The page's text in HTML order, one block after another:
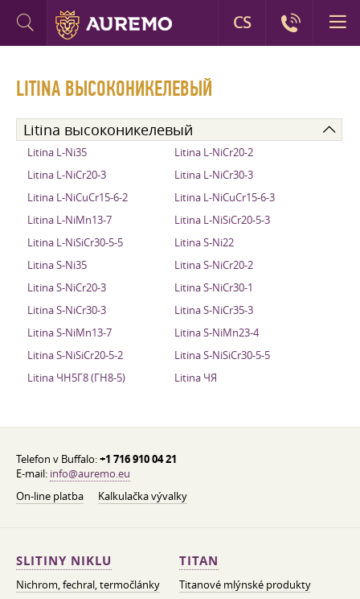
LITINA ВЫСОКОНИКЕЛЕВЫЙ
Litina высоконикелевый
Litina L-Ni35
Litina L-NiCr20-2
Litina L-NiCr20-3
Litina L-NiCr30-3
Litina L-NiCuCr15-6-2
Litina L-NiCuCr15-6-3
Litina L-NiMn13-7
Litina L-NiSiCr20-5-3
Litina L-NiSiCr30-5-5
Litina S-Ni22
Litina S-Ni35
Litina S-NiCr20-2
Litina S-NiCr20-3
Litina S-NiCr30-1
Litina S-NiCr30-3
Litina S-NiCr35-3
Litina S-NiMn13-7
Litina S-NiMn23-4
Litina S-NiSiCr20-5-2
Litina S-NiSiCr30-5-5
Litina ЧН5Г8 (ГН8-5)
Litina ЧЯ
Telefon v Buffalo:+1 716 910 04 21
E-mail: info@auremo.eu
On-line platba
Kalkulačka vývalky
SLITINY NIKLU
Nichrom, fechral, termočlánky
TITAN
Titanové mlýnské produkty
CS